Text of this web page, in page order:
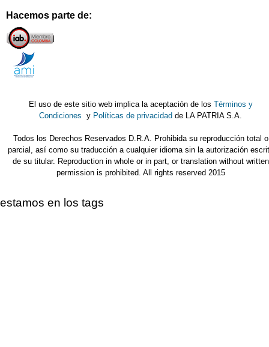
Hacemos parte de:
El uso de este sitio web implica la aceptación de los Términos y
Condiciones y Políticas de privacidad de LA PATRIA S.A.
Todos los Derechos Reservados D.R.A. Prohibida su reproducción total o
parcial, así como su traducción a cualquier idioma sin la autorización
de su titular. Reproduction in whole or in part, or translation without written
permission is prohibited. All rights reserved 2015
estamos en los tags